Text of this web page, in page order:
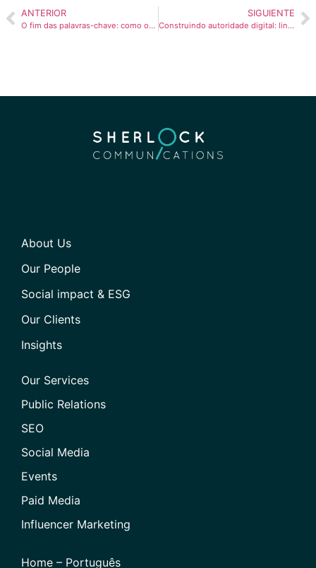
ANTERIOR
O fim das palavras-chave: como otimizamos para AI Overviews em espanhol e português
SIGUIENTE
Construindo autoridade digital: link building SEO para SaaS internacionais no Chile
About Us
Our People
Social impact & ESG
Our Clients
Insights
Our Services
Public Relations
SEO
Social Media
Events
Paid Media
Influencer Marketing
Home – Português